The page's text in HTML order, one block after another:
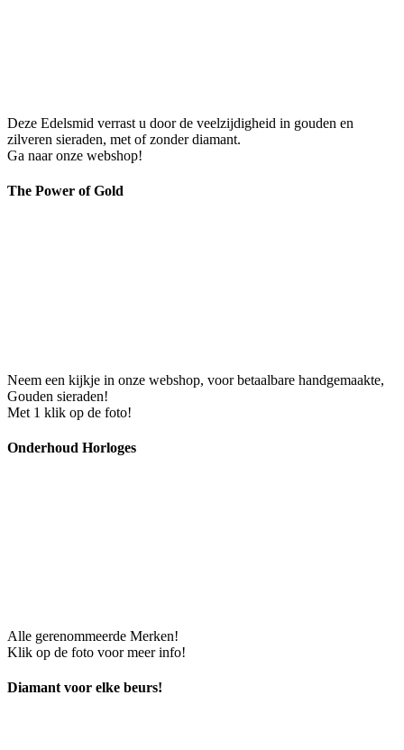
Deze Edelsmid verrast u door de veelzijdigheid in gouden en
zilveren sieraden, met of zonder diamant.
Ga naar onze webshop!
The Power of Gold
Neem een kijkje in onze webshop, voor betaalbare handgemaakte,
Gouden sieraden!
Met 1 klik op de foto!
Onderhoud Horloges
Alle gerenommeerde Merken!
Klik op de foto voor meer info!
Diamant voor elke beurs!